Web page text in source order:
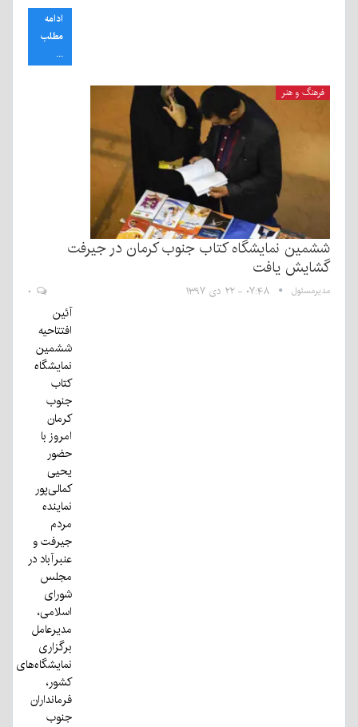
ادامه
مطلب
...
فرهنگ و هنر
ششمین نمایشگاه کتاب جنوب کرمان در جیرفت
گشایش یافت
مدیرمسئول ۰۷:۴۸ - ۲۲ دی ۱۳۹۷
آئین
افتتاحیه
ششمین
نمایشگاه
کتاب
جنوب
کرمان
امروز با
حضور
یحیی
کمالی‌پور
نماینده
مردم
جیرفت و
عنبرآباد در
مجلس
شورای
اسلامی،
مدیرعامل
برگزاری
نمایشگاه‌های
کشور،
فرمانداران
جنوب